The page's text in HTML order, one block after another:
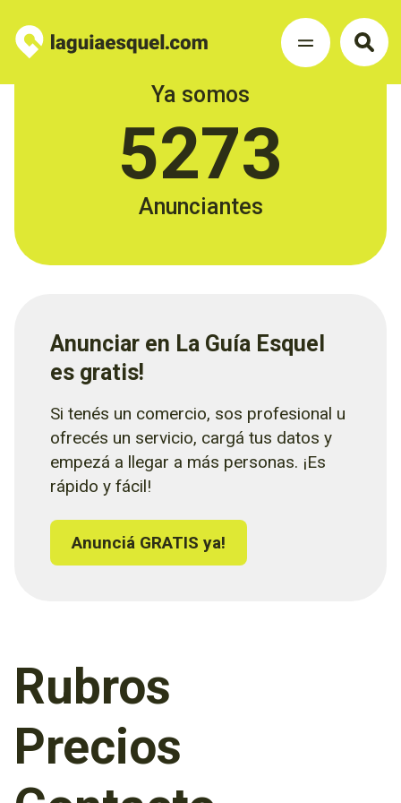
Ya somos
5273
Anunciantes
Anunciar en La Guía Esquel
es gratis!
Si tenés un comercio, sos profesional u
ofrecés un servicio, cargá tus datos y
empezá a llegar a más personas. ¡Es
rápido y fácil!
Anunciá GRATIS ya!
Rubros
Precios